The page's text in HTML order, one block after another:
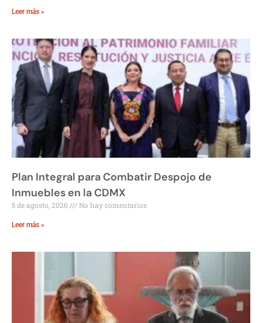
Leer más »
Plan Integral para Combatir Despojo de
Inmuebles en la CDMX
5 de agosto, 2026 No hay comentarios
Leer más »